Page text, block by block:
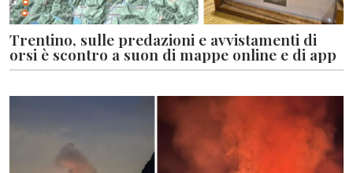
Trentino, sulle predazioni e avvistamenti di
orsi è scontro a suon di mappe online e di app